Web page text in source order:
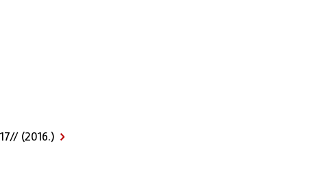
(2016.)